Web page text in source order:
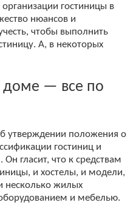
гостиницы в
нюансов и
чтобы выполнить
А, в некоторых
доме — все по
утверждении положения о
гостиниц и
гласит, что к средствам
и хостелы, и модели,
несколько жилых
и мебелью.